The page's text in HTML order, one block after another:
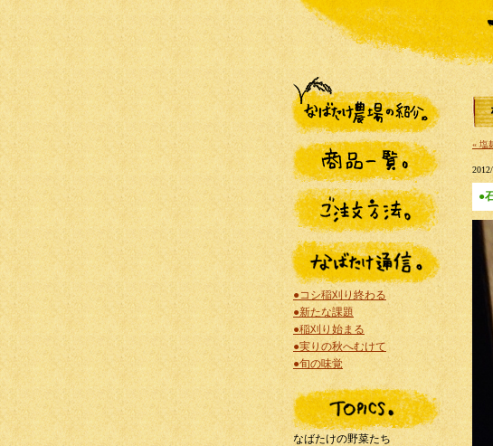
« 塩
●
●コシ稲刈り終わる
●新たな課題
●稲刈り始まる
●実りの秋へむけて
●旬の味覚
なばたけの野菜たち